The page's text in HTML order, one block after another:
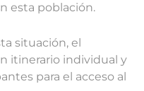
esta población.
situación, el
itinerario individual y
para el acceso al